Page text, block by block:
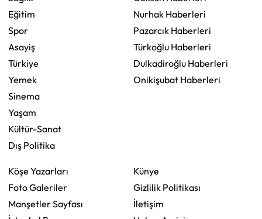
Eğitim
Spor
Asayiş
Türkiye
Yemek
Sinema
Yaşam
Kültür-Sanat
Dış Politika
Nurhak Haberleri
Pazarcık Haberleri
Türkoğlu Haberleri
Dulkadiroğlu Haberleri
Onikişubat Haberleri
Köşe Yazarları
Foto Galeriler
Manşetler Sayfası
Künye
Gizlilik Politikası
İletişim